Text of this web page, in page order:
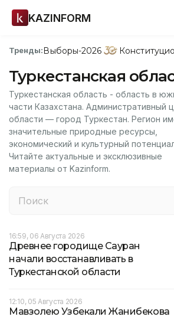
KAZINFORM
Тренды:Выборы-2026
Туркестанская
Туркестанская область - область в
части Казахстана. Административный
области — город Туркестан. Регион
значительные природные ресурсы,
экономический и культурный
Читайте актуальные и эксклюзивные
материалы от Kazinform.
16:59, 06 Августа 2026
Древнее городище Сауран
начали восстанавливать в
Туркестанской области
12:10, 05 Августа 2026
Мавзолею Узбекали Жанибекова